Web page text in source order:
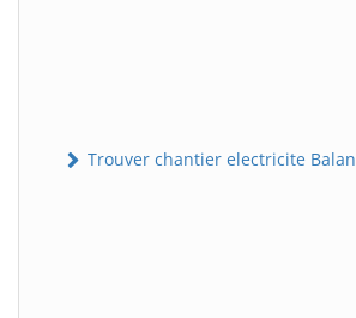
Trouver chantier electricite Balan